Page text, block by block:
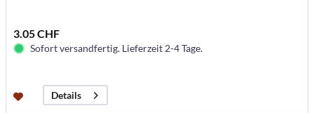
3.05 CHF
Sofort versandfertig. Lieferzeit 2-4 Tage.
Details